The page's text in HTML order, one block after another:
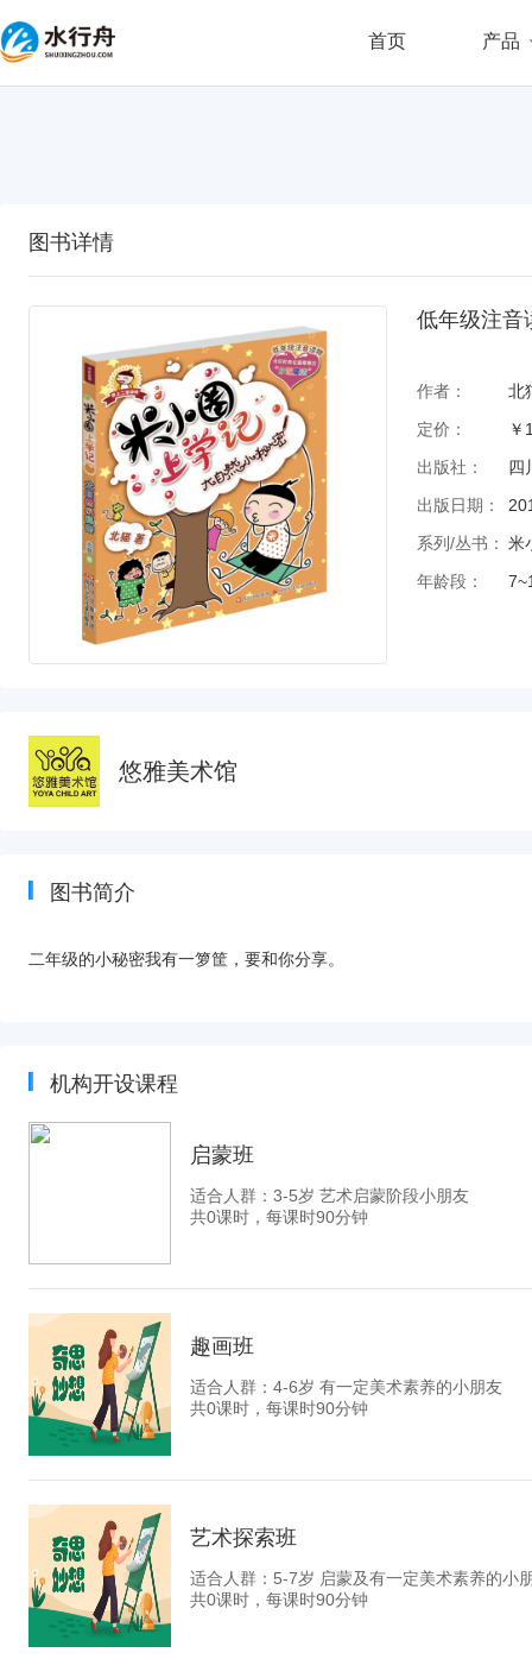
首页 产品
图书详情
低年级注音
作者：
北
定价：
￥
出版社：
四
出版日期：
系列/丛书： 米
年龄段：
悠雅美术馆
图书简介
二年级的小秘密我有一箩筐，要和你分享。
机构开设课程
启蒙班
适合人群：3-5岁 艺术启蒙阶段小朋友
共0课时，每课时90分钟
趣画班
适合人群：4-6岁 有一定美术素养的小朋友
共0课时，每课时90分钟
艺术探索班
适合人群：5-7岁 启蒙及有一定美术素养的小
共0课时，每课时90分钟